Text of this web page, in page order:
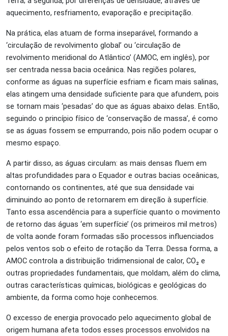
aquecimento, resfriamento, evaporação e precipitação.
Na prática, elas atuam de forma inseparável, formando a
‘circulação de revolvimento global’ ou ‘circulação de
revolvimento meridional do Atlântico’ (AMOC, em inglês), por
ser centrada nessa bacia oceânica. Nas regiões polares,
conforme as águas na superfície esfriam e ficam mais salinas,
elas atingem uma densidade suficiente para que afundem, pois
se tornam mais ‘pesadas’ do que as águas abaixo delas. Então,
seguindo o princípio físico de ‘conservação de massa’, é como
se as águas fossem se empurrando, pois não podem ocupar o
mesmo espaço.
A partir disso, as águas circulam: as mais densas fluem em
altas profundidades para o Equador e outras bacias oceânicas,
contornando os continentes, até que sua densidade vai
diminuindo ao ponto de retornarem em direção à superfície.
Tanto essa ascendência para a superfície quanto o movimento
de retorno das águas ‘em superfície’ (os primeiros mil metros)
de volta aonde foram formadas são processos influenciados
pelos ventos sob o efeito de rotação da Terra. Dessa forma, a
AMOC controla a distribuição tridimensional de calor, CO₂ e
outras propriedades fundamentais, que moldam, além do clima,
outras características químicas, biológicas e geológicas do
ambiente, da forma como hoje conhecemos.
O excesso de energia provocado pelo aquecimento global de
origem humana afeta todos esses processos envolvidos na